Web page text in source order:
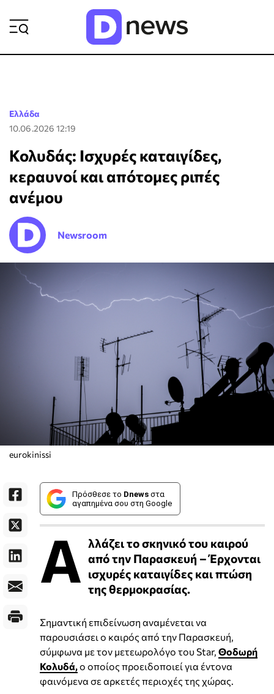
Ελλάδα
10.06.2026 12:19
Κολυδάς: Ισχυρές καταιγίδες,
κεραυνοί και απότομες ριπές
ανέμου
Newsroom
eurokinissi
Πρόσθεσε το Dnews στα
αγαπημένα σου στη Google
Α λλάζει το σκηνικό του καιρού
από την Παρασκευή – Έρχονται
ισχυρές καταιγίδες και πτώση
της θερμοκρασίας.
Σημαντική επιδείνωση αναμένεται να
παρουσιάσει ο καιρός από την Παρασκευή,
σύμφωνα με τον μετεωρολόγο του Star, Θοδωρή
Κολυδά, ο οποίος προειδοποιεί για έντονα
φαινόμενα σε αρκετές περιοχές της χώρας.